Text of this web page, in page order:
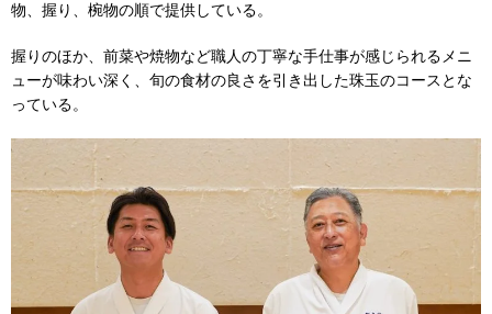
物、握り、椀物の順で提供している。
握りのほか、前菜や焼物など職人の丁寧な手仕事が感じられるメニ
ューが味わい深く、旬の食材の良さを引き出した珠玉のコースとな
っている。